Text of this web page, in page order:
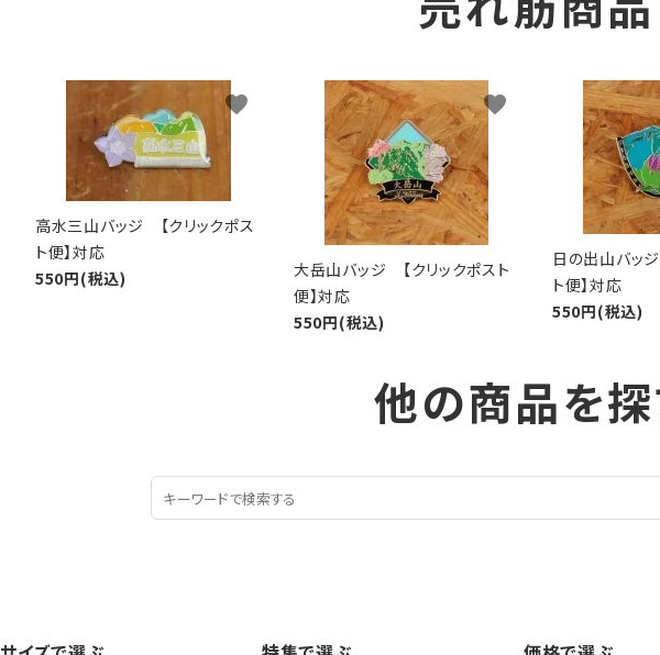
高水三山バッジ 【クリックポス
ト便】対応
550円(税込)
favorite
大岳山バッジ 【クリックポスト
便】対応
550円(税込)
favorite
日の出山バッ
ト便】対応
550円(税込)
他の商品を探